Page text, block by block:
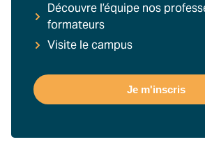
Découvre l’équipe nos
formateurs
Visite le campus
Je m'inscris